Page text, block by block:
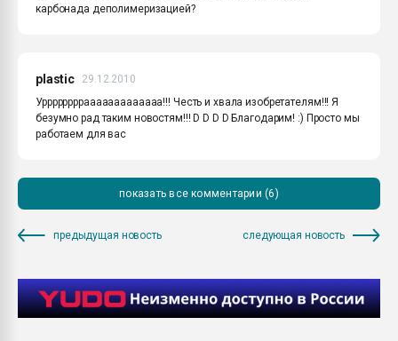
карбонада деполимеризацией?
plastic
29.12.2010
Уррррррррааааааааааааа!!! Честь и хвала изобретателям!!! Я
безумно рад таким новостям!!! D D D D Благодарим! :) Просто мы
работаем для вас
показать все комментарии (6)
предыдущая новость следующая новость